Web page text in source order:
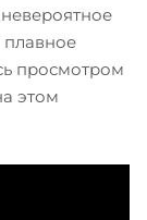
плавное
просмотром
этом